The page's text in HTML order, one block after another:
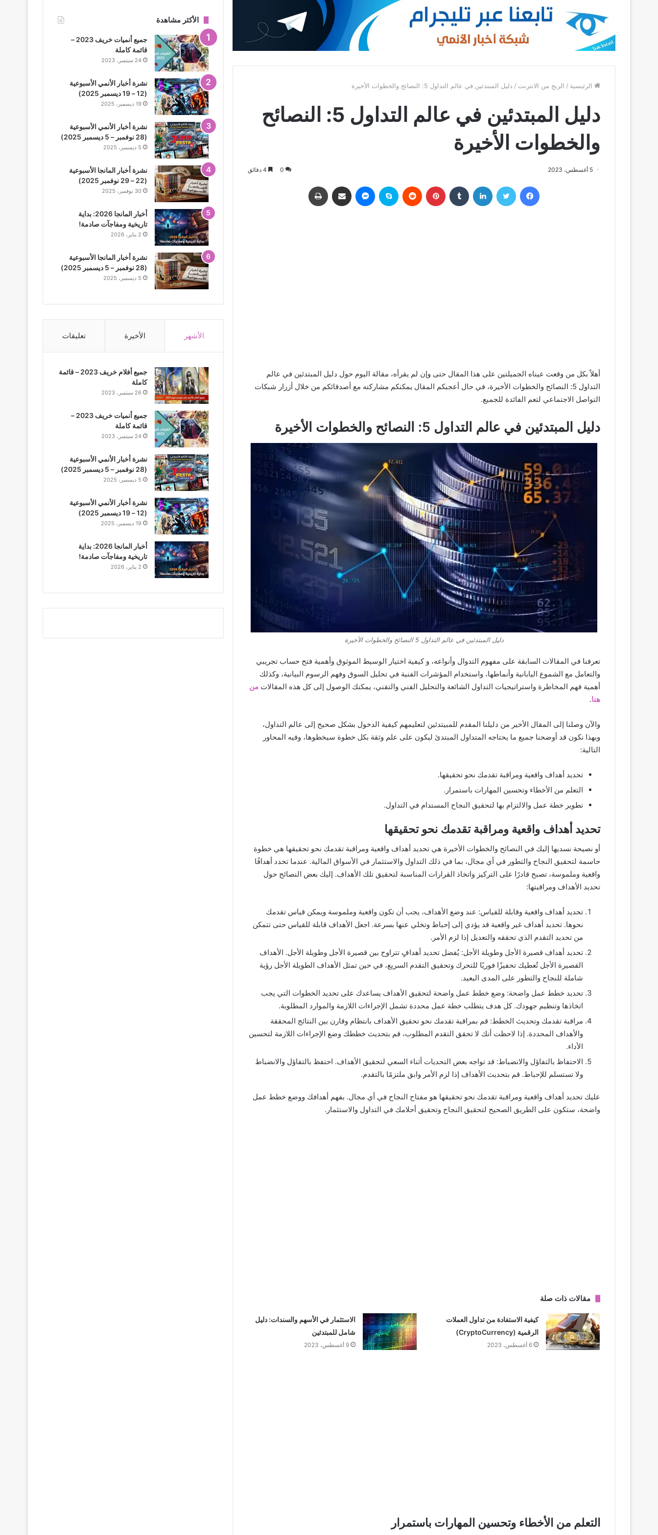
الرئيسية / الربح من الانترنت / دليل المبتدئين في عالم التداول 5: النصائح والخطوات الأخيرة
دليل المبتدئين في عالم التداول 5: النصائح
والخطوات الأخيرة
5 أغسطس، 2023 0
أهلاً بكل من وقعت عيناه الجميلتين على هذا المقال حتى وإن لم يقرأه، مقالة اليوم حول دليل المبتدئين في عالم
التداول 5: النصائح والخطوات الأخيرة، في حال أعجبكم المقال يمكنكم مشاركته مع أصدقائكم من خلال أزرار شبكات
التواصل الاجتماعي لتعم الفائدة للجميع.
دليل المبتدئين في عالم التداول 5: النصائح والخطوات الأخيرة
دليل المبتدئين في عالم التداول 5 النصائح والخطوات الأخيرة
تعرفنا في المقالات السابقة على مفهوم التدوال وأنواعه، و كيفية اختيار الوسيط الموثوق وأهمية فتح حساب تجريبي
والتعامل مع الشموع اليابانية وأنماطها، واستخدام المؤشرات الفنية في تحليل السوق وفهم الرسوم البيانية، وكذلك
أهمية فهم المخاطرة واستراتيجيات التداول الشائعة والتحليل الفني والتقني، يمكنك الوصول إلى كل هذه المقالات من
هنا.
والآن وصلنا إلى المقال الأخير من دليلنا المقدم للمبيتدئين لتعليمهم كيفية الدخول بشكل صحيح إلى عالم التداول،
وبهذا نكون قد أوضحنا جميع ما يحتاجه المتداول المبتدئ ليكون على علم وثقة بكل خطوة سيخطوها، وفيه المحاور
التالية:
تحديد أهداف واقعية ومراقبة تقدمك نحو تحقيقها.
التعلم من الأخطاء وتحسين المهارات باستمرار.
تطوير خطة عمل والالتزام بها لتحقيق النجاح المستدام في التداول.
تحديد أهداف واقعية ومراقبة تقدمك نحو تحقيقها
أو نصيحة نسديها إليك في النصائح والخطوات الأخيرة هي تحديد أهداف واقعية ومراقبة تقدمك نحو تحقيقها هي خطوة
حاسمة لتحقيق النجاح والتطور في أي مجال، بما في ذلك التداول والاستثمار في الأسواق المالية. عندما تحدد أهدافًا
واقعية وملموسة، تصبح قادرًا على التركيز واتخاذ القرارات المناسبة لتحقيق تلك الأهداف. إليك بعض النصائح حول
تحديد الأهداف ومراقبتها:
تحديد أهداف واقعية وقابلة للقياس: عند وضع الأهداف، يجب أن تكون واقعية وملموسة ويمكن قياس تقدمك
نحوها. تحديد أهداف غير واقعية قد يؤدي إلى إحباط وتخلي عنها بسرعة. اجعل الأهداف قابلة للقياس حتى تتمكن
من تحديد التقدم الذي تحققه والتعديل إذا لزم الأمر.
تحديد أهداف قصيرة الأجل وطويلة الأجل: يُفضل تحديد أهدافٍ تتراوح بين قصيرة الأجل وطويلة الأجل. الأهداف
القصيرة الأجل تُعطيك تحفيزًا فوريًا للتحرك وتحقيق التقدم السريع، في حين تمثل الأهداف الطويلة الأجل رؤية
شاملة للنجاح والتطور على المدى البعيد.
تحديد خطط عمل واضحة: وضع خطط عمل واضحة لتحقيق الأهداف يساعدك على تحديد الخطوات التي يجب
اتخاذها وتنظيم جهودك. كل هدف يتطلب خطة عمل محددة تشمل الإجراءات اللازمة والموارد المطلوبة.
مراقبة تقدمك وتحديث الخطط: قم بمراقبة تقدمك نحو تحقيق الأهداف بانتظام وقارن بين النتائج المحققة
والأهداف المحددة. إذا لاحظت أنك لا تحقق التقدم المطلوب، قم بتحديث خططك وضع الإجراءات اللازمة لتحسين
الأداء.
الاحتفاظ بالتفاؤل والانضباط: قد تواجه بعض التحديات أثناء السعي لتحقيق الأهداف. احتفظ بالتفاؤل والانضباط
ولا تستسلم للإحباط. قم بتحديث الأهداف إذا لزم الأمر وابق ملتزمًا بالتقدم.
عليك تحديد أهداف واقعية ومراقبة تقدمك نحو تحقيقها هو مفتاح النجاح في أي مجال. بفهم أهدافك ووضع خطط عمل
واضحة، ستكون على الطريق الصحيح لتحقيق النجاح وتحقيق أحلامك في التداول والاستثمار.
مقالات ذات صلة
كيفية الاستفادة من تداول العملات
الرقمية (CryptoCurrency)
6 أغسطس، 2023
الاستثمار في الأسهم والسندات: دليل
شامل للمبتدئين
9 أغسطس، 2023
التعلم من الأخطاء وتحسين المهارات باستمرار
الأكثر مشاهدة
جميع أنميات خريف 2023 –
قائمة كاملة
24 سبتمبر، 2023
نشرة أخبار الأنمي الأسبوعية
(12 – 19 ديسمبر 2025)
19 ديسمبر، 2025
نشرة أخبار الأنمي الأسبوعية
(28 نوفمبر – 5 ديسمبر 2025)
5 ديسمبر، 2025
نشرة أخبار المانجا الأسبوعية
(22 – 29 نوفمبر 2025)
30 نوفمبر، 2025
أخبار المانجا 2026: بداية
تاريخية ومفاجآت صادمة!
2 يناير، 2026
نشرة أخبار المانجا الأسبوعية
(28 نوفمبر – 5 ديسمبر 2025)
5 ديسمبر، 2025
الأشهر الأخيرة تعليقات
جميع أفلام خريف 2023 – قائمة
كاملة
26 سبتمبر، 2023
جميع أنميات خريف 2023 –
قائمة كاملة
24 سبتمبر، 2023
نشرة أخبار الأنمي الأسبوعية
(28 نوفمبر – 5 ديسمبر 2025)
5 ديسمبر، 2025
نشرة أخبار الأنمي الأسبوعية
(12 – 19 ديسمبر 2025)
19 ديسمبر، 2025
أخبار المانجا 2026: بداية
تاريخية ومفاجآت صادمة!
2 يناير، 2026